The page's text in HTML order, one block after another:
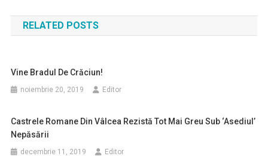
în
articole
RELATED POSTS
Vine Bradul De Crăciun!
noiembrie 20, 2019 Editor
Castrele Romane Din Vâlcea Rezistă Tot Mai Greu Sub ‘asediul’
Nepăsării
decembrie 11, 2019 Editor